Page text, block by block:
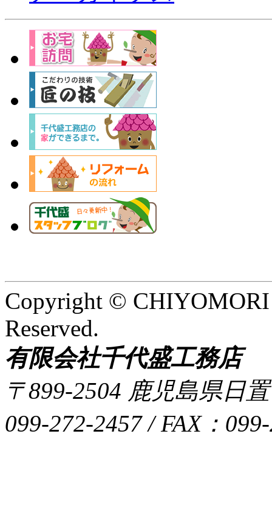
Copyright ©
Reserved.
有限会社千代盛工務店
〒899-2504 鹿児島県日
099-272-2457 / FAX：